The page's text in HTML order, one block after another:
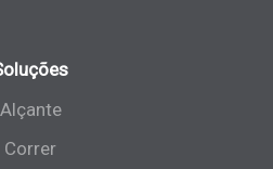
Alçante
Correr